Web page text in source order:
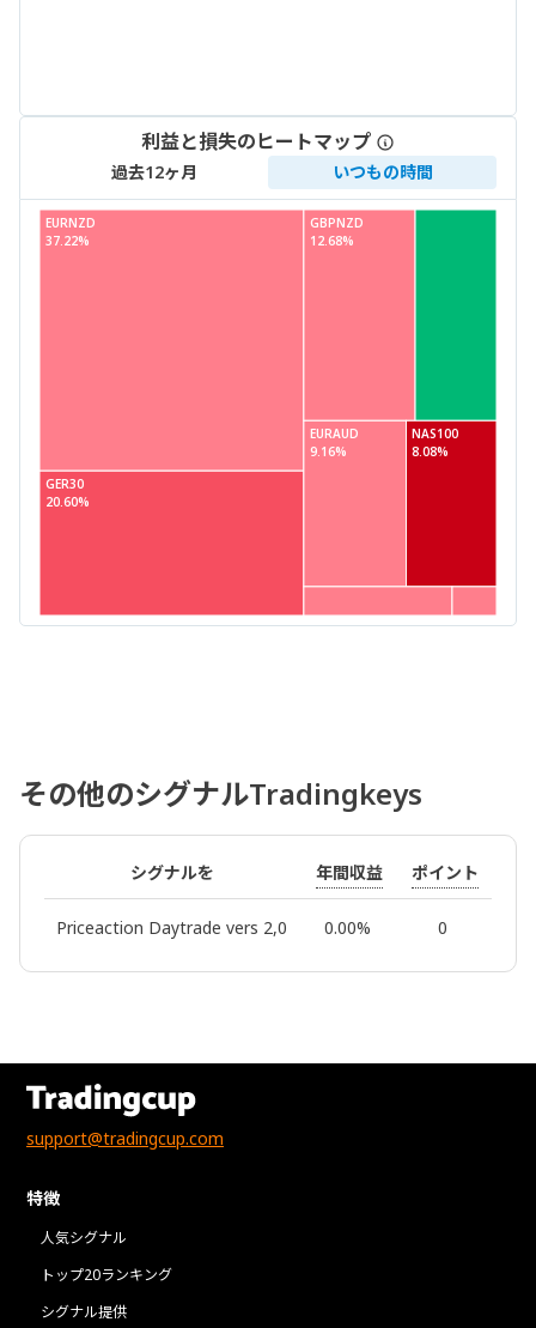
利益と損失のヒートマップ
過去12ヶ月 いつもの時間
EURNZD
GER30
GBPNZD
EURAUD NAS100
37.22%
20.60%
12.68%
9.16% 8.08%
その他のシグナルTradingkeys
シグナルを 年間収益 ポイント
Priceaction Daytrade vers 2,0 0.00% 0
support@tradingcup.com
特徴
人気シグナル
トップ20ランキング
シグナル提供